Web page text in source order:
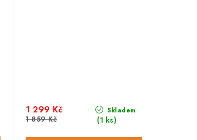
Skladem
(1 ks)
1 299 Kč
1 859 Kč